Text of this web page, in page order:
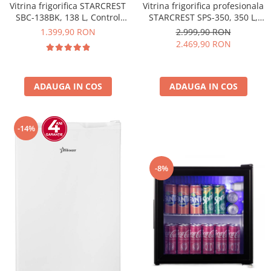
Vitrina frigorifica STARCREST
SBC-138BK, 138 L, Control
temperatura, Usa sticla, H 125
1.399,90 RON
ADAUGA IN COS
Vitrina frigorifica profesionala
STARCREST SPS-350, 350 L,
Termostat reglabil, Iluminare
LED, H 194.5 cm, Negru
2.999,90 RON
2.469,90 RON
ADAUGA IN COS
-14%
-8%